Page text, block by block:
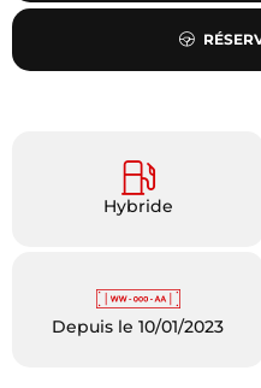
Hybride
Depuis le 10/01/2023